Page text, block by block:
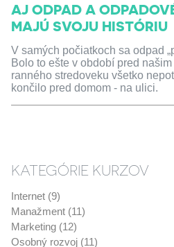
AJ ODPAD A
MAJÚ SVOJU HISTÓRIU
V samých počiatkoch sa odpad
Bolo to ešte v období pred
ranného stredoveku všetko
končilo pred domom - na ulici.
KATEGÓRIE KURZOV
Internet (9)
Manažment (11)
Marketing (12)
Osobný rozvoj (11)